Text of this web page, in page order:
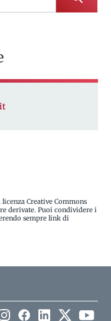
Creative Commons
derivate. Puoi condividere i
sempre link di